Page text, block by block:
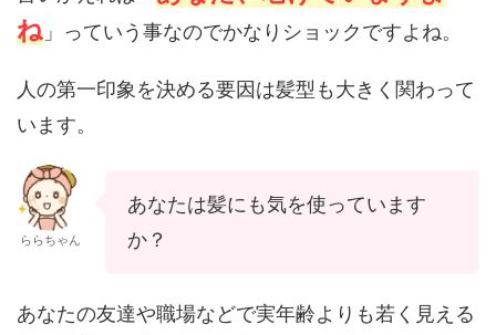
ね 」っていう事なのでかなりショックですよね。
人の第一印象を決める要因は髪型も大きく関わって
います。
ららちゃん
あなたは髪にも気を使っています
か？
あなたの友達や職場などで実年齢よりも若く見える